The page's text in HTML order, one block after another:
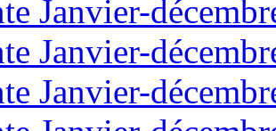
Janvier-
Janvier-
Janvier-